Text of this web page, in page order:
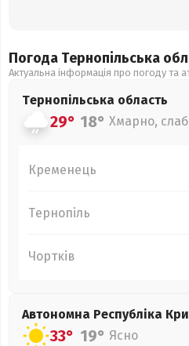
Погода Тернопільська
Актуальна інформація про погоду та
Тернопільська область
29° 18° Хмарно,
Кременець
Тернопіль
Чортків
Автономна Республіка
33° 19° Ясно